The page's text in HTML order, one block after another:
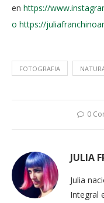
en https://
o https://
FOTOGRAFIA
0
JULIA
Julia
Integral